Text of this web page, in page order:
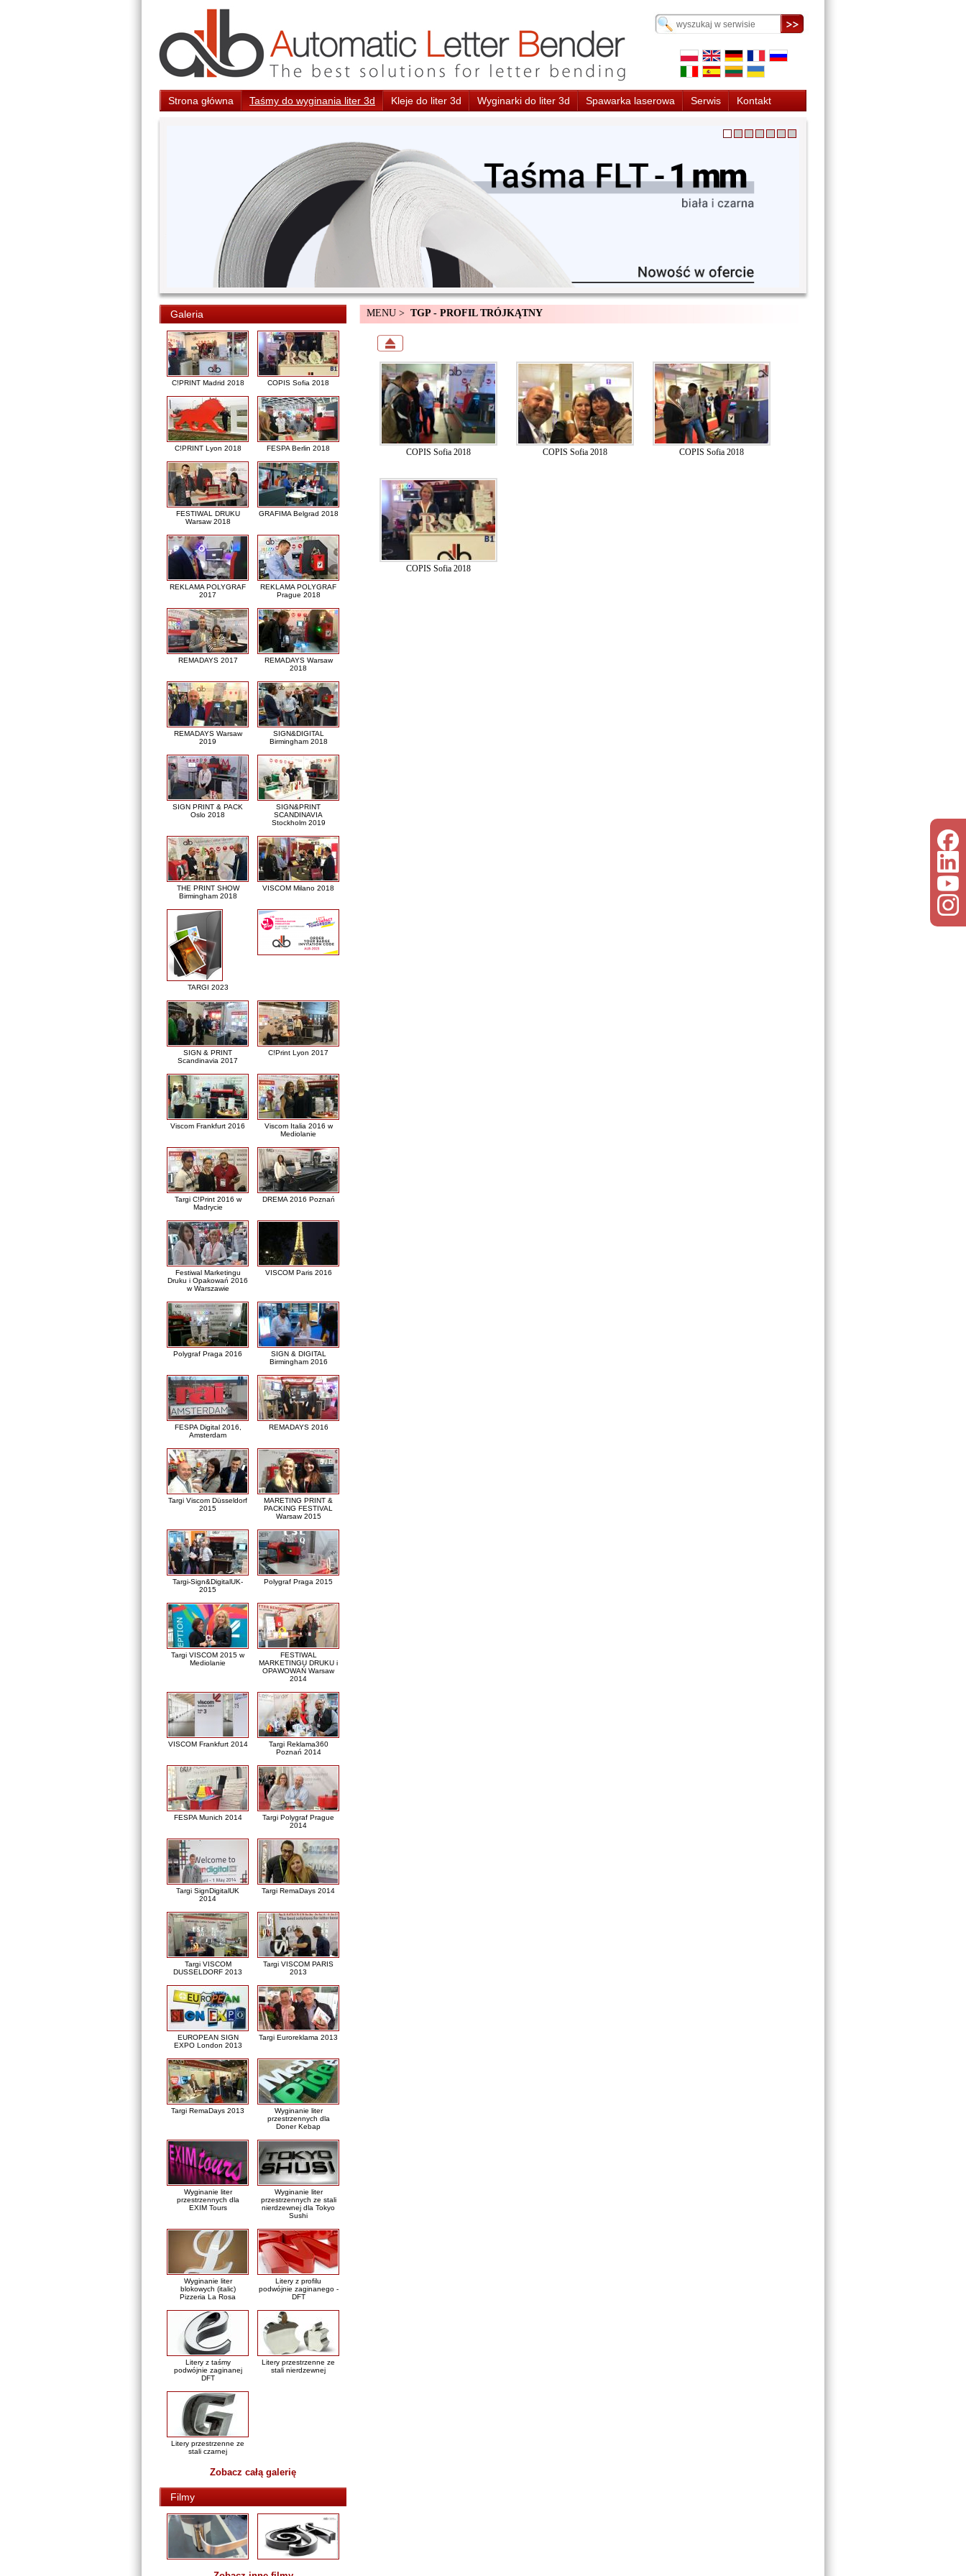
Strona główna Taśmy do wyginania liter 3d Kleje do liter 3d Wyginarki do liter 3d Spawarka laserowa Serwis Kontakt
Galeria
C!PRINT Madrid 2018 COPIS Sofia 2018
C!PRINT Lyon 2018 FESPA Berlin 2018
FESTIWAL DRUKU
Warsaw 2018
GRAFIMA Belgrad 2018
REKLAMA POLYGRAF
2017
REKLAMA POLYGRAF
Prague 2018
REMADAYS 2017
REMADAYS Warsaw
2018
REMADAYS Warsaw
2019
SIGN&DIGITAL
Birmingham 2018
SIGN PRINT & PACK
Oslo 2018
SIGN&PRINT
SCANDINAVIA
Stockholm 2019
THE PRINT SHOW
Birmingham 2018
VISCOM Milano 2018
TARGI 2023
SIGN & PRINT
Scandinavia 2017
C!Print Lyon 2017
Viscom Frankfurt 2016
Viscom Italia 2016 w
Mediolanie
Targi C!Print 2016 w
Madrycie
DREMA 2016 Poznań
Festiwal Marketingu
Druku i Opakowań 2016
w Warszawie
VISCOM Paris 2016
Polygraf Praga 2016
SIGN & DIGITAL
Birmingham 2016
FESPA Digital 2016,
Amsterdam
REMADAYS 2016
Targi Viscom Düsseldorf
2015
MARETING PRINT &
PACKING FESTIVAL
Warsaw 2015
Targi-Sign&DigitalUK-
2015
Polygraf Praga 2015
Targi VISCOM 2015 w
Mediolanie
FESTIWAL
MARKETINGU DRUKU i
OPAWOWAŃ Warsaw
2014
VISCOM Frankfurt 2014
Targi Reklama360
Poznań 2014
FESPA Munich 2014
Targi Polygraf Prague
2014
Targi SignDigitalUK
2014
Targi RemaDays 2014
Targi VISCOM
DUSSELDORF 2013
Targi VISCOM PARIS
2013
EUROPEAN SIGN
EXPO London 2013
Targi Euroreklama 2013
Targi RemaDays 2013
Wyginanie liter
przestrzennych dla
Doner Kebap
Wyginanie liter
przestrzennych dla
EXIM Tours
Wyginanie liter
przestrzennych ze stali
nierdzewnej dla Tokyo
Sushi
Wyginanie liter
blokowych (italic)
Pizzeria La Rosa
Litery z profilu
podwójnie zaginanego -
DFT
Litery z taśmy
podwójnie zaginanej
DFT
Litery przestrzenne ze
stali nierdzewnej
Litery przestrzenne ze
stali czarnej
Zobacz całą galerię
Filmy
MENU > TGP - PROFIL TRÓJKĄTNY
COPIS Sofia 2018 COPIS Sofia 2018 COPIS Sofia 2018
COPIS Sofia 2018